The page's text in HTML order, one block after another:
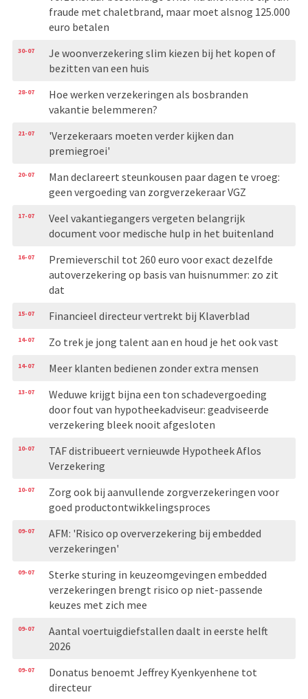
fraude met chaletbrand, maar moet alsnog 125.000
euro betalen
30-07
Je woonverzekering slim kiezen bij het kopen of
bezitten van een huis
28-07
Hoe werken verzekeringen als bosbranden
vakantie belemmeren?
21-07
'Verzekeraars moeten verder kijken dan
premiegroei'
20-07
Man declareert steunkousen paar dagen te vroeg:
geen vergoeding van zorgverzekeraar VGZ
17-07
Veel vakantiegangers vergeten belangrijk
document voor medische hulp in het buitenland
16-07
Premieverschil tot 260 euro voor exact dezelfde
autoverzekering op basis van huisnummer: zo zit
dat
15-07 Financieel directeur vertrekt bij Klaverblad
14-07 Zo trek je jong talent aan en houd je het ook vast
14-07 Meer klanten bedienen zonder extra mensen
13-07
Weduwe krijgt bijna een ton schadevergoeding
door fout van hypotheekadviseur: geadviseerde
verzekering bleek nooit afgesloten
10-07
TAF distribueert vernieuwde Hypotheek Aflos
Verzekering
10-07
Zorg ook bij aanvullende zorgverzekeringen voor
goed productontwikkelingsproces
09-07
AFM: 'Risico op oververzekering bij embedded
verzekeringen'
09-07
Sterke sturing in keuzeomgevingen embedded
verzekeringen brengt risico op niet-passende
keuzes met zich mee
09-07
Aantal voertuigdiefstallen daalt in eerste helft
2026
09-07
Donatus benoemt Jeffrey Kyenkyenhene tot
directeur